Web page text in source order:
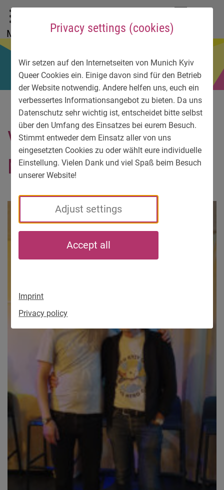
Privacy settings (cookies)
Wir setzen auf den Internetseiten von Munich Kyiv
Queer Cookies ein. Einige davon sind für den Betrieb
der Website notwendig. Andere helfen uns, euch ein
verbessertes Informationsangebot zu bieten. Da uns
Datenschutz sehr wichtig ist, entscheidet bitte selbst
über den Umfang des Einsatzes bei eurem Besuch.
Stimmt entweder dem Einsatz aller von uns
eingesetzten Cookies zu oder wählt eure individuelle
Einstellung. Vielen Dank und viel Spaß beim Besuch
unserer Website!
Adjust settings
Accept all
Imprint
Privacy policy
To main menu
To language menu
To search
To content
To service information
Menu
Volodymyr und Uwe. Foto:
MKQ